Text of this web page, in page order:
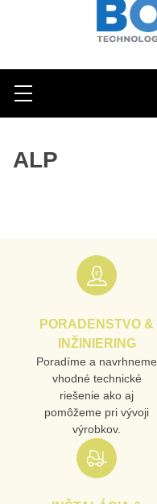
Hľadať
Menu
ALP
PORADENSTVO &
INŽINIERING
Poradíme a navrhneme
vhodné technické
riešenie ako aj
pomôžeme pri vývoji
výrobkov.